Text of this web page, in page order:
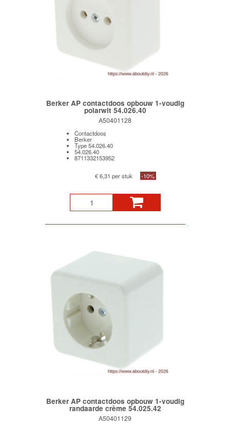
Berker AP contactdoos opbouw 1-voudig
polarwit 54.026.40
A50401128
Contactdoos
Berker
Type 54.026.40
54.026.40
8711332153952
€ 6,31 per stuk -10%
Berker AP contactdoos opbouw 1-voudig
randaarde crème 54.025.42
A50401129